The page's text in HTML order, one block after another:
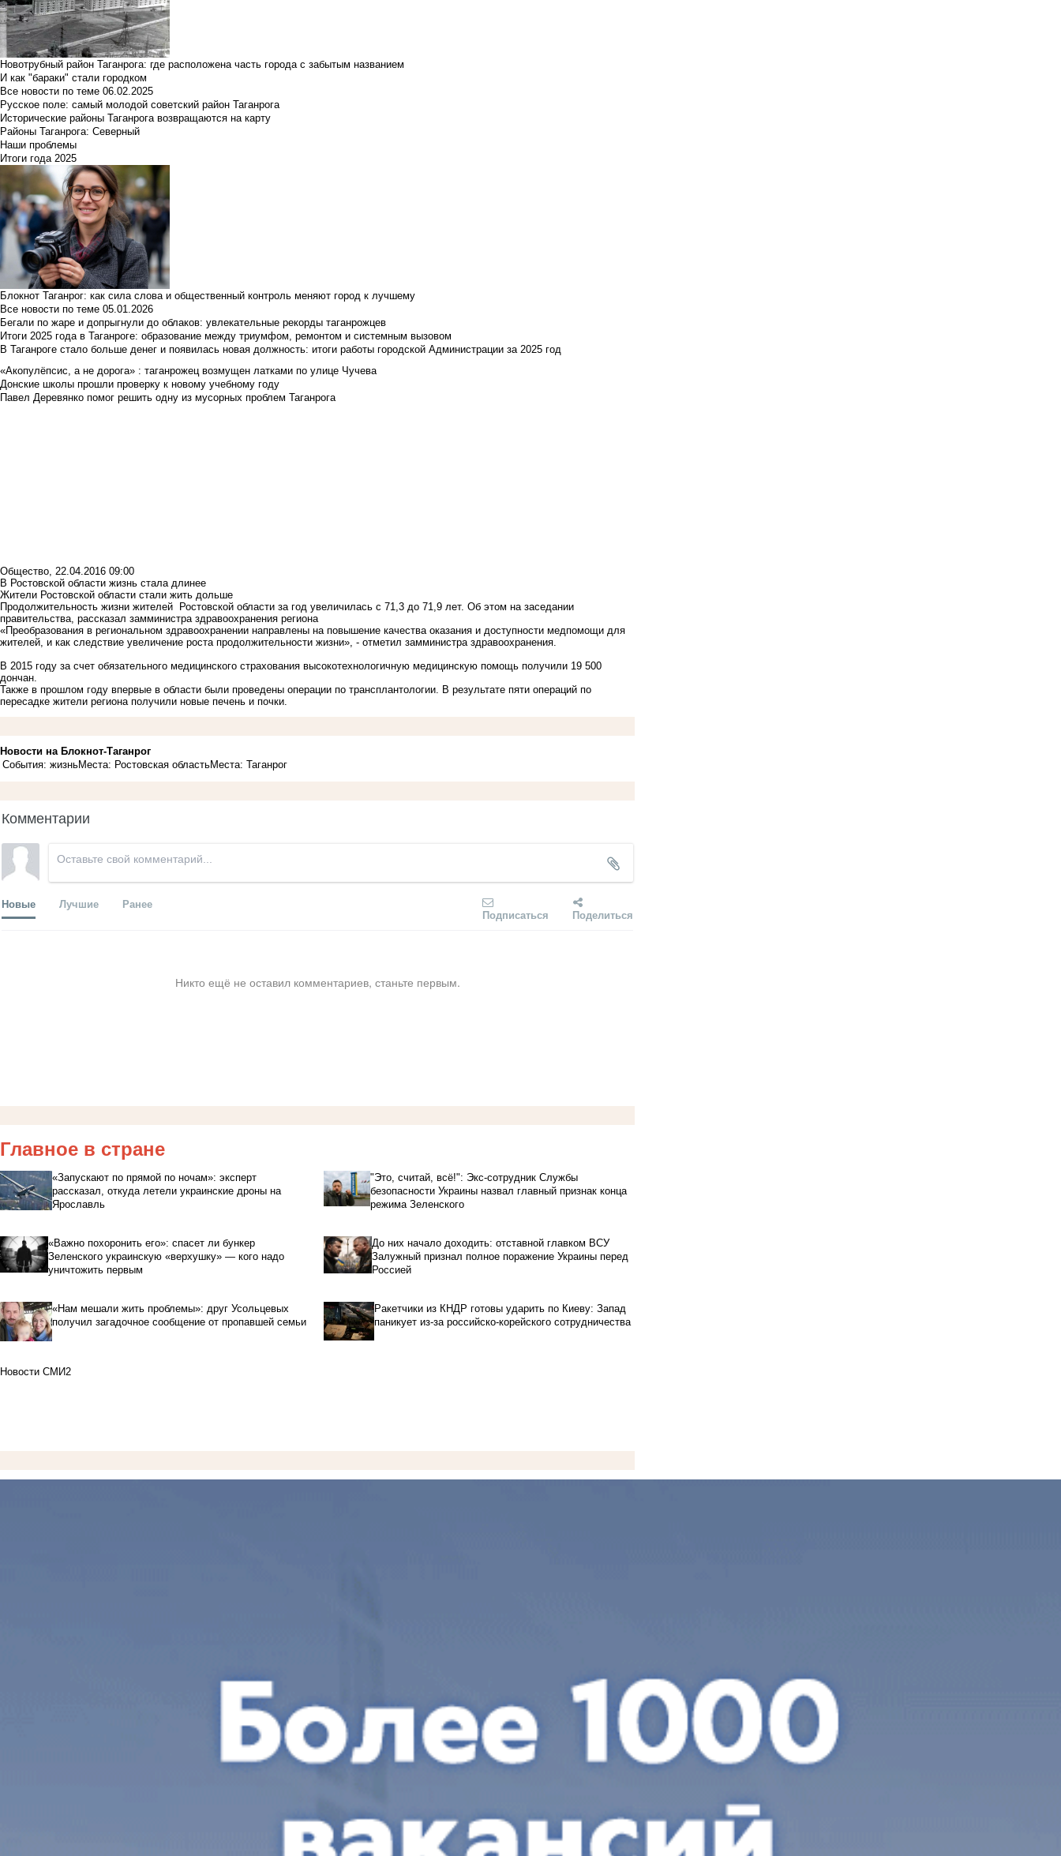
Новотрубный район Таганрога: где расположена часть города с забытым названием
И как "бараки" стали городком
Все новости по теме 06.02.2025
Русское поле: самый молодой советский район Таганрога
Исторические районы Таганрога возвращаются на карту
Районы Таганрога: Северный
Наши проблемы
Итоги года 2025
Блокнот Таганрог: как сила слова и общественный контроль меняют город к лучшему
Все новости по теме 05.01.2026
Бегали по жаре и допрыгнули до облаков: увлекательные рекорды таганрожцев
Итоги 2025 года в Таганроге: образование между триумфом, ремонтом и системным вызовом
В Таганроге стало больше денег и появилась новая должность: итоги работы городской Администрации за 2025 год
«Акопулёпсис, а не дорога» : таганрожец возмущен латками по улице Чучева
Донские школы прошли проверку к новому учебному году
Павел Деревянко помог решить одну из мусорных проблем Таганрога
Общество, 22.04.2016 09:00
В Ростовской области жизнь стала длинее
Жители Ростовской области стали жить дольше
Продолжительность жизни жителей Ростовской области за год увеличилась с 71,3 до 71,9 лет. Об этом на заседании
правительства, рассказал замминистра здравоохранения региона
«Преобразования в региональном здравоохранении направлены на повышение качества оказания и доступности медпомощи для
жителей, и как следствие увеличение роста продолжительности жизни», - отметил замминистра здравоохранения.
В 2015 году за счет обязательного медицинского страхования высокотехнологичную медицинскую помощь получили 19 500
дончан.
Также в прошлом году впервые в области были проведены операции по трансплантологии. В результате пяти операций по
пересадке жители региона получили новые печень и почки.
Новости на Блoкнoт-Таганрог
События: жизньМеста: Ростовская областьМеста: Таганрог
Комментарии
Новые Лучшие Ранее
Подписаться Поделиться
Никто ещё не оставил комментариев, станьте первым.
Главное в стране
«Запускают по прямой по ночам»: эксперт
рассказал, откуда летели украинские дроны на
Ярославль
"Это, считай, всё!": Экс-сотрудник Службы
безопасности Украины назвал главный признак конца
режима Зеленского
«Важно похоронить его»: спасет ли бункер
Зеленского украинскую «верхушку» — кого надо
уничтожить первым
До них начало доходить: отставной главком ВСУ
Залужный признал полное поражение Украины перед
Россией
«Нам мешали жить проблемы»: друг Усольцевых
получил загадочное сообщение от пропавшей семьи
Ракетчики из КНДР готовы ударить по Киеву: Запад
паникует из-за российско-корейского сотрудничества
Новости СМИ2